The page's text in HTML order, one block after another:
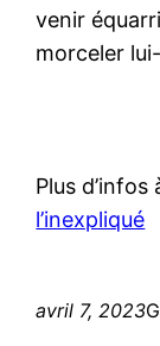
venir
morceler
Plus
l’inexpliqué
avril 7, 2023